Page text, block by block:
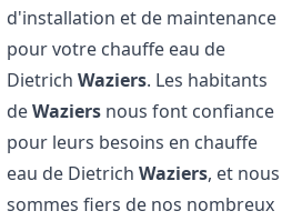
d'installation et de maintenance
pour votre chauffe eau de
DietrichWaziers. Les habitants
deWaziers nous font confiance
pour leurs besoins en chauffe
eau de DietrichWaziers, et nous
sommes fiers de nos nombreux